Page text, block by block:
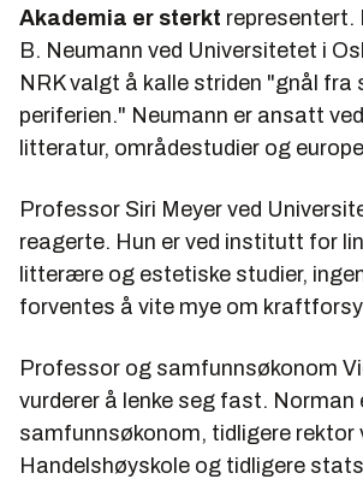
Akademia er sterkt representert.
B. Neumann ved Universitetet i
NRK valgt å kalle striden "gnål fra
periferien." Neumann er ansatt
litteratur, områdestudier og
Professor Siri Meyer ved
reagerte. Hun er ved institutt for
litterære og estetiske studier,
forventes å vite mye om
Professor og samfunnsøkonom
vurderer å lenke seg fast. Norman
samfunnsøkonom, tidligere rektor
Handelshøyskole og tidligere